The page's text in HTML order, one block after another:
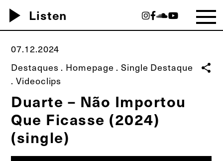
play_arrow Listen
07.12.2024
Destaques . Homepage .Single Destaque
.Videoclips
share
Duarte – Não Importou
Que Ficasse (2024)
(single)